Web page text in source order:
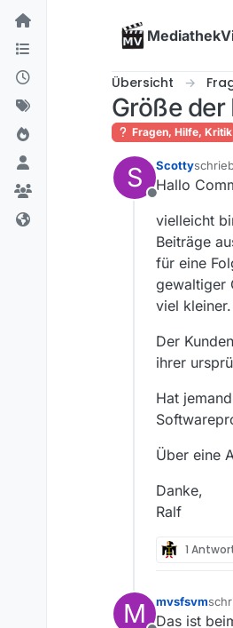
Skip to content
Übersicht
Größe
Fragen, Hilfe, Kritik
S
Offline
Scotty
Hallo
vielleicht
Beiträge
für eine
gewaltiger
viel kleiner.
Der
ihrer
Hat
Über eine
Danke,
Ralf
1
M mvsfsvm
Das ist